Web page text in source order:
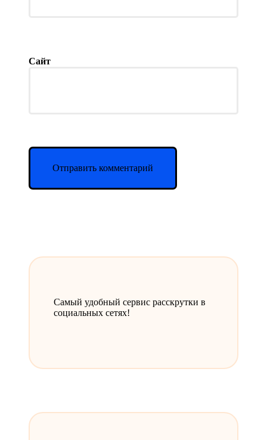
Сайт
Самый удобный сервис расскрутки в
социальных сетях!